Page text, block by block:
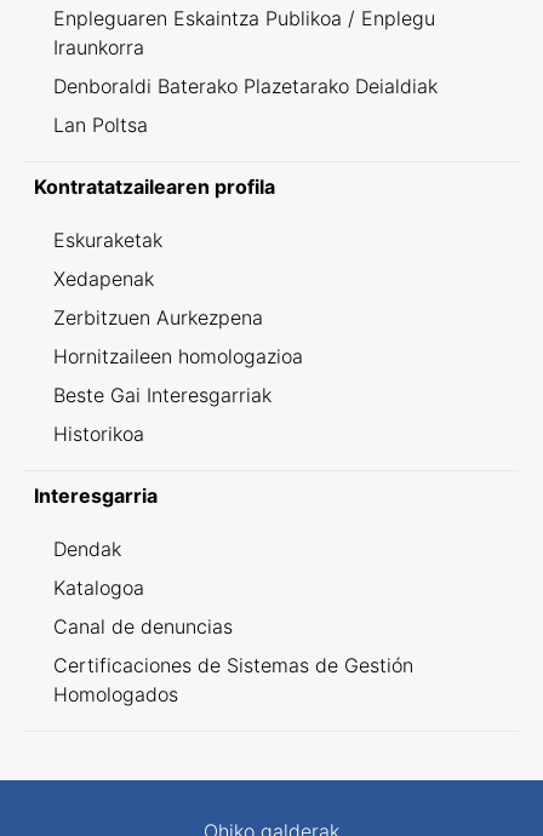
Enpleguaren Eskaintza Publikoa / Enplegu
Iraunkorra
Denboraldi Baterako Plazetarako Deialdiak
Lan Poltsa
Kontratatzailearen profila
Eskuraketak
Xedapenak
Zerbitzuen Aurkezpena
Hornitzaileen homologazioa
Beste Gai Interesgarriak
Historikoa
Interesgarria
Dendak
Katalogoa
Canal de denuncias
Certificaciones de Sistemas de Gestión
Homologados